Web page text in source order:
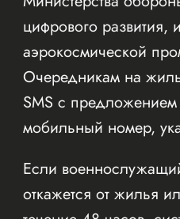
цифрового развития,
аэрокосмической
Очередникам на
SMS с предложением
мобильный номер,
Если
откажется от жилья